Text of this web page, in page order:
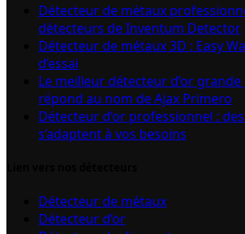
Détecteur de métaux
détecteurs de Inventum Detector
Détecteur de métaux 3D : Easy
d’essai
Le meilleur détecteur d’or
répond au nom de Ajax Primero
Détecteur d’or professionnel :
s’adaptent à vos besoins
Détecteur de métaux
Détecteur d’or